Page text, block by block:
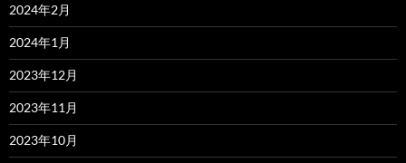
2024年2月
2024年1月
2023年12月
2023年11月
2023年10月